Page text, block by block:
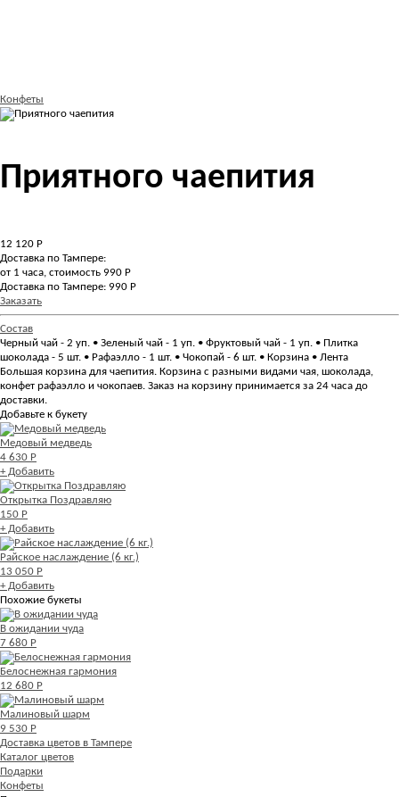
Конфеты
Приятного чаепития
12 120 Р
Доставка по Тампере:
от 1 часа, стоимость 990 Р
Доставка по Тампере: 990 Р
Заказать
Состав
Черный чай - 2 уп. • Зеленый чай - 1 уп. • Фруктовый чай - 1 уп. • Плитка
шоколада - 5 шт. • Рафаэлло - 1 шт. • Чокопай - 6 шт. • Корзина • Лента
Большая корзина для чаепития. Корзина с разными видами чая, шоколада,
конфет рафаэлло и чокопаев. Заказ на корзину принимается за 24 часа до
доставки.
Добавьте к букету
Медовый медведь
4 630 Р
+ Добавить
Открытка Поздравляю
150 Р
+ Добавить
Райское наслаждение (6 кг.)
13 050 Р
+ Добавить
Похожие букеты
В ожидании чуда
7 680 Р
Белоснежная гармония
12 680 Р
Малиновый шарм
9 530 Р
Доставка цветов в Тампере
Каталог цветов
Подарки
Конфеты